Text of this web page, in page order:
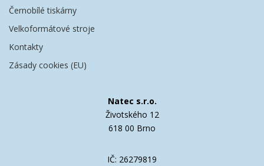
Černobílé tiskárny
Velkoformátové stroje
Kontakty
Zásady cookies (EU)
Natec s.r.o.
Životského 12
618 00 Brno
IČ: 26279819